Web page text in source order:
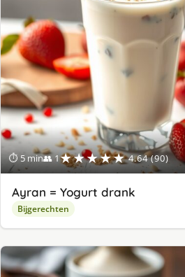
⏱ 5 min👥 1★★★★★ 4.64 (90)
Ayran = Yogurt drank
Bijgerechten